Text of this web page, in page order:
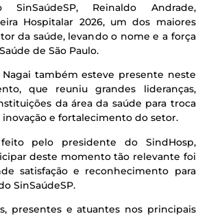
SinSaúdeSP, Reinaldo Andrade,
Hospitalar 2026, um dos maiores
da saúde, levando o nome e a força
de São Paulo.
também esteve presente neste
que reuniu grandes lideranças,
da área da saúde para troca
inovação e fortalecimento do setor.
pelo presidente do SindHosp,
deste momento tão relevante foi
satisfação e reconhecimento para
SinSaúdeSP.
presentes e atuantes nos principais